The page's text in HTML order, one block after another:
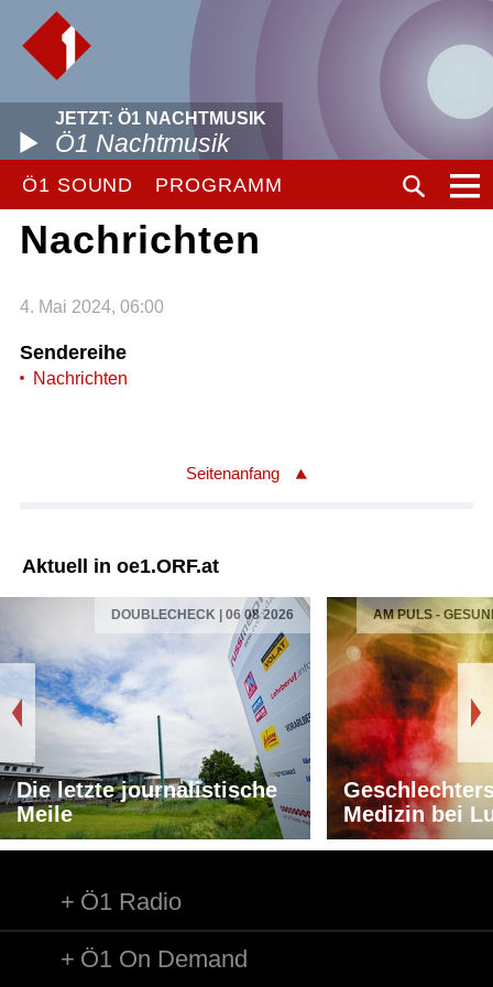
JETZT: Ö1 NACHTMUSIK
Ö1 Nachtmusik
Ö1 SOUND PROGRAMM
Nachrichten
4. Mai 2024, 06:00
Sendereihe
Nachrichten
Seitenanfang
Aktuell in oe1.ORF.at
DOUBLECHECK | 06 08 2026
Die letzte journalistische
Meile
AM PULS -
Medizin bei
Ö1 Radio
Ö1 On Demand